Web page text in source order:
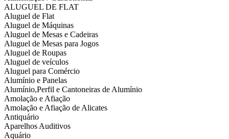
ALUGUEL DE FLAT
Aluguel de Flat
Aluguel de Máquinas
Aluguel de Mesas e Cadeiras
Aluguel de Mesas para Jogos
Aluguel de Roupas
Aluguel de veículos
Aluguel para Comércio
Alumínio e Panelas
Alumínio,Perfil e Cantoneiras de Alumínio
Amolação e Afiação
Amolação e Afiação de Alicates
Antiquário
Aparelhos Auditivos
Aquário